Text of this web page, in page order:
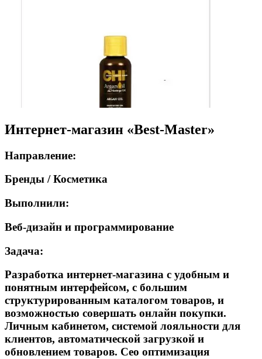
Интернет-магазин «Best-Master»
Направление:
Бренды / Косметика
Выполнили:
Веб-дизайн и программирование
Задача:
Разработка интернет-магазина с удобным и
понятным интерфейсом, с большим
структурированным каталогом товаров, и
возможностью совершать онлайн покупки.
Личным кабинетом, системой лояльности для
клиентов, автоматической загрузкой и
обновлением товаров. Сео оптимизация